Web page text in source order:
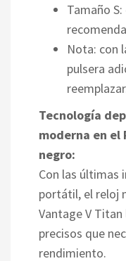
Tamaño
Nota: con
pulsera
Tecnología
moderna en el
negro:
Con las últimas
portátil, el reloj
Vantage V
precisos que
rendimiento.